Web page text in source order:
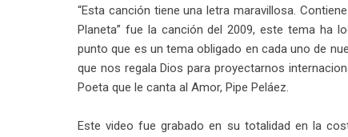
“Esta canción tiene una letra maravillosa.
Planeta” fue la canción del 2009, este tema ha
punto que es un tema obligado en cada uno de
que nos regala Dios para proyectarnos
Poeta que le canta al Amor, Pipe Peláez.
Este video fue grabado en su totalidad en la